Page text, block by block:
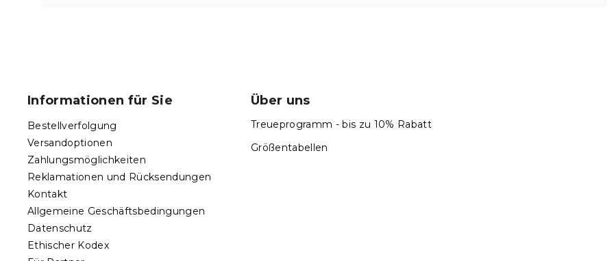
Informationen für Sie
Bestellverfolgung
Versandoptionen
Zahlungsmöglichkeiten
Reklamationen und Rücksendungen
Kontakt
Allgemeine Geschäftsbedingungen
Datenschutz
Ethischer Kodex
Über uns
Treueprogramm - bis zu 10% Rabatt
Größentabellen